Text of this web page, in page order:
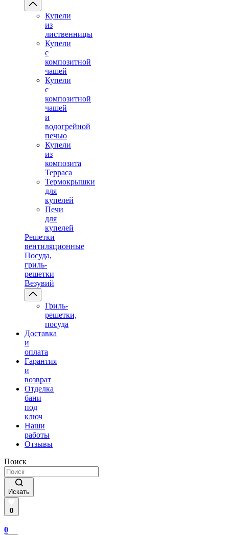
Купели
из
лиственницы
Купели
с
композитной
чашей
Купели
с
композитной
чашей
и
водогрейной
печью
Купели
из
композита
Терраса
Термокрышки
для
купелей
Печи
для
купелей
Решетки
вентиляционные
Посуда,
гриль-
решетки
Везувий
Гриль-
решетки,
посуда
Доставка
и
оплата
Гарантия
и
возврат
Отделка
бани
под
ключ
Наши
работы
Отзывы
Поиск
Искать
0
0